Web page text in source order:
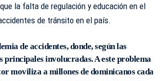
la falta de regulación y educación en el
de tránsito en el país.
de accidentes, donde, según las
principales involucradas. A este problema
moviliza a millones de dominicanos cada